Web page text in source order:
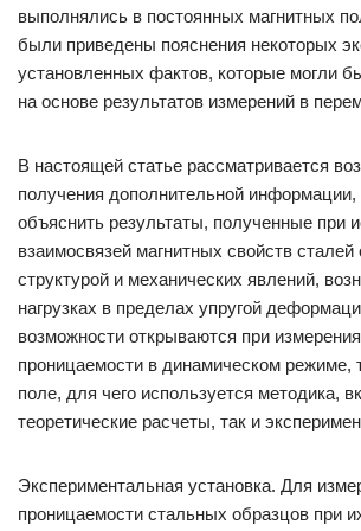
выполнялись в постоянных магнитных
были приведены пояснения некоторых
установленных фактов, которые могли
на основе результатов измерений в
В настоящей статье рассматривается
получения дополнительной информации,
объяснить результаты, полученные при
взаимосвязей магнитных свойств сталей
структурой и механических явлений,
нагрузках в пределах упругой
возможности открываются при
проницаемости в динамическом режиме,
поле, для чего используется методика,
теоретические расчеты, так и
Экспериментальная установка. Для
проницаемости стальных образцов при